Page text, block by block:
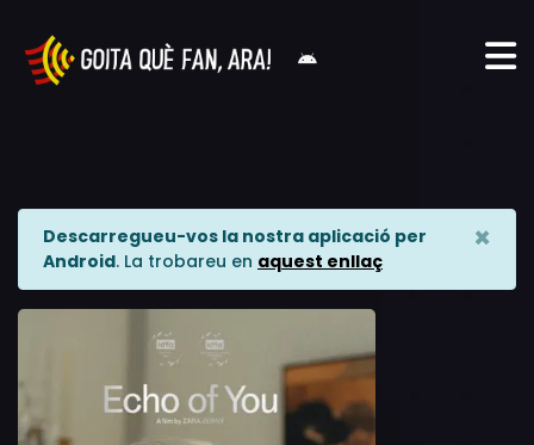
Descarregueu-vos la nostra aplicació per
Android. La trobareu en aquest enllaç
×